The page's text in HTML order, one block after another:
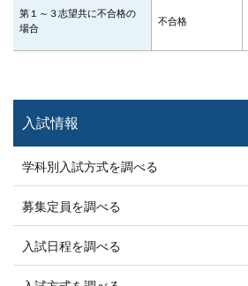
第１～３志望共に不合格の
場合
不合格
入試情報
学科別入試方式を調べる
募集定員を調べる
入試日程を調べる